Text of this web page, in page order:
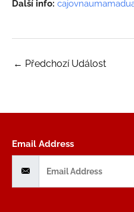
Další info:
← Předchozí Událost
Email Address